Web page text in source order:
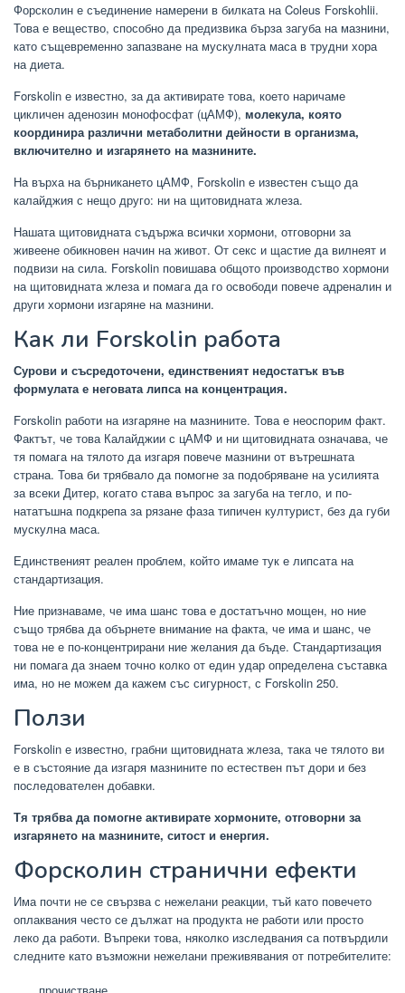
Форсколин е съединение намерени в билката на Coleus Forskohlii.
Това е вещество, способно да предизвика бърза загуба на мазнини,
като същевременно запазване на мускулната маса в трудни хора
на диета.
Forskolin е известно, за да активирате това, което наричаме
цикличен аденозин монофосфат (цАМФ), молекула, която
координира различни метаболитни дейности в организма,
включително и изгарянето на мазнините.
На върха на бърникането цАМФ, Forskolin е известен също да
калайджия с нещо друго: ни на щитовидната жлеза.
Нашата щитовидната съдържа всички хормони, отговорни за
живеене обикновен начин на живот. От секс и щастие да вилнеят и
подвизи на сила. Forskolin повишава общото производство хормони
на щитовидната жлеза и помага да го освободи повече адреналин и
други хормони изгаряне на мазнини.
Как ли Forskolin работа
Сурови и съсредоточени, единственият недостатък във
формулата е неговата липса на концентрация.
Forskolin работи на изгаряне на мазнините. Това е неоспорим факт.
Фактът, че това Калайджии с цАМФ и ни щитовидната означава, че
тя помага на тялото да изгаря повече мазнини от вътрешната
страна. Това би трябвало да помогне за подобряване на усилията
за всеки Дитер, когато става въпрос за загуба на тегло, и по-
нататъшна подкрепа за рязане фаза типичен културист, без да губи
мускулна маса.
Единственият реален проблем, който имаме тук е липсата на
стандартизация.
Ние признаваме, че има шанс това е достатъчно мощен, но ние
също трябва да обърнете внимание на факта, че има и шанс, че
това не е по-концентрирани ние желания да бъде. Стандартизация
ни помага да знаем точно колко от един удар определена съставка
има, но не можем да кажем със сигурност, с Forskolin 250.
Ползи
Forskolin е известно, грабни щитовидната жлеза, така че тялото ви
е в състояние да изгаря мазнините по естествен път дори и без
последователен добавки.
Тя трябва да помогне активирате хормоните, отговорни за
изгарянето на мазнините, ситост и енергия.
Форсколин странични ефекти
Има почти не се свързва с нежелани реакции, тъй като повечето
оплаквания често се дължат на продукта не работи или просто
леко да работи. Въпреки това, няколко изследвания са потвърдили
следните като възможни нежелани преживявания от потребителите: